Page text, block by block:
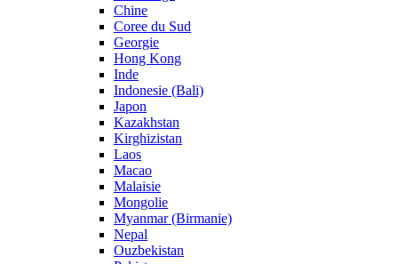
Chine
Coree du Sud
Georgie
Hong Kong
Inde
Indonesie (Bali)
Japon
Kazakhstan
Kirghizistan
Laos
Macao
Malaisie
Mongolie
Myanmar (Birmanie)
Nepal
Ouzbekistan